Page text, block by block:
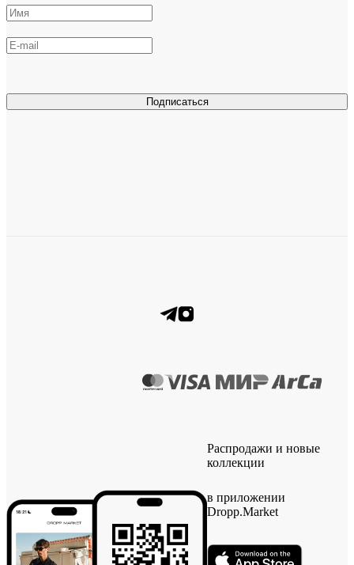
Подписаться
Распродажи и новые
коллекции
в приложении
Dropp.Market